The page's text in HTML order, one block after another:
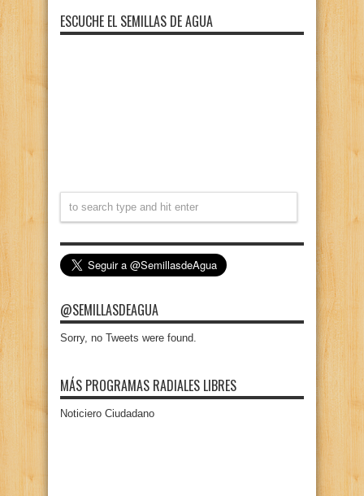
ESCUCHE EL SEMILLAS DE AGUA
@SEMILLASDEAGUA
Sorry, no Tweets were found.
MÁS PROGRAMAS RADIALES LIBRES
Noticiero Ciudadano